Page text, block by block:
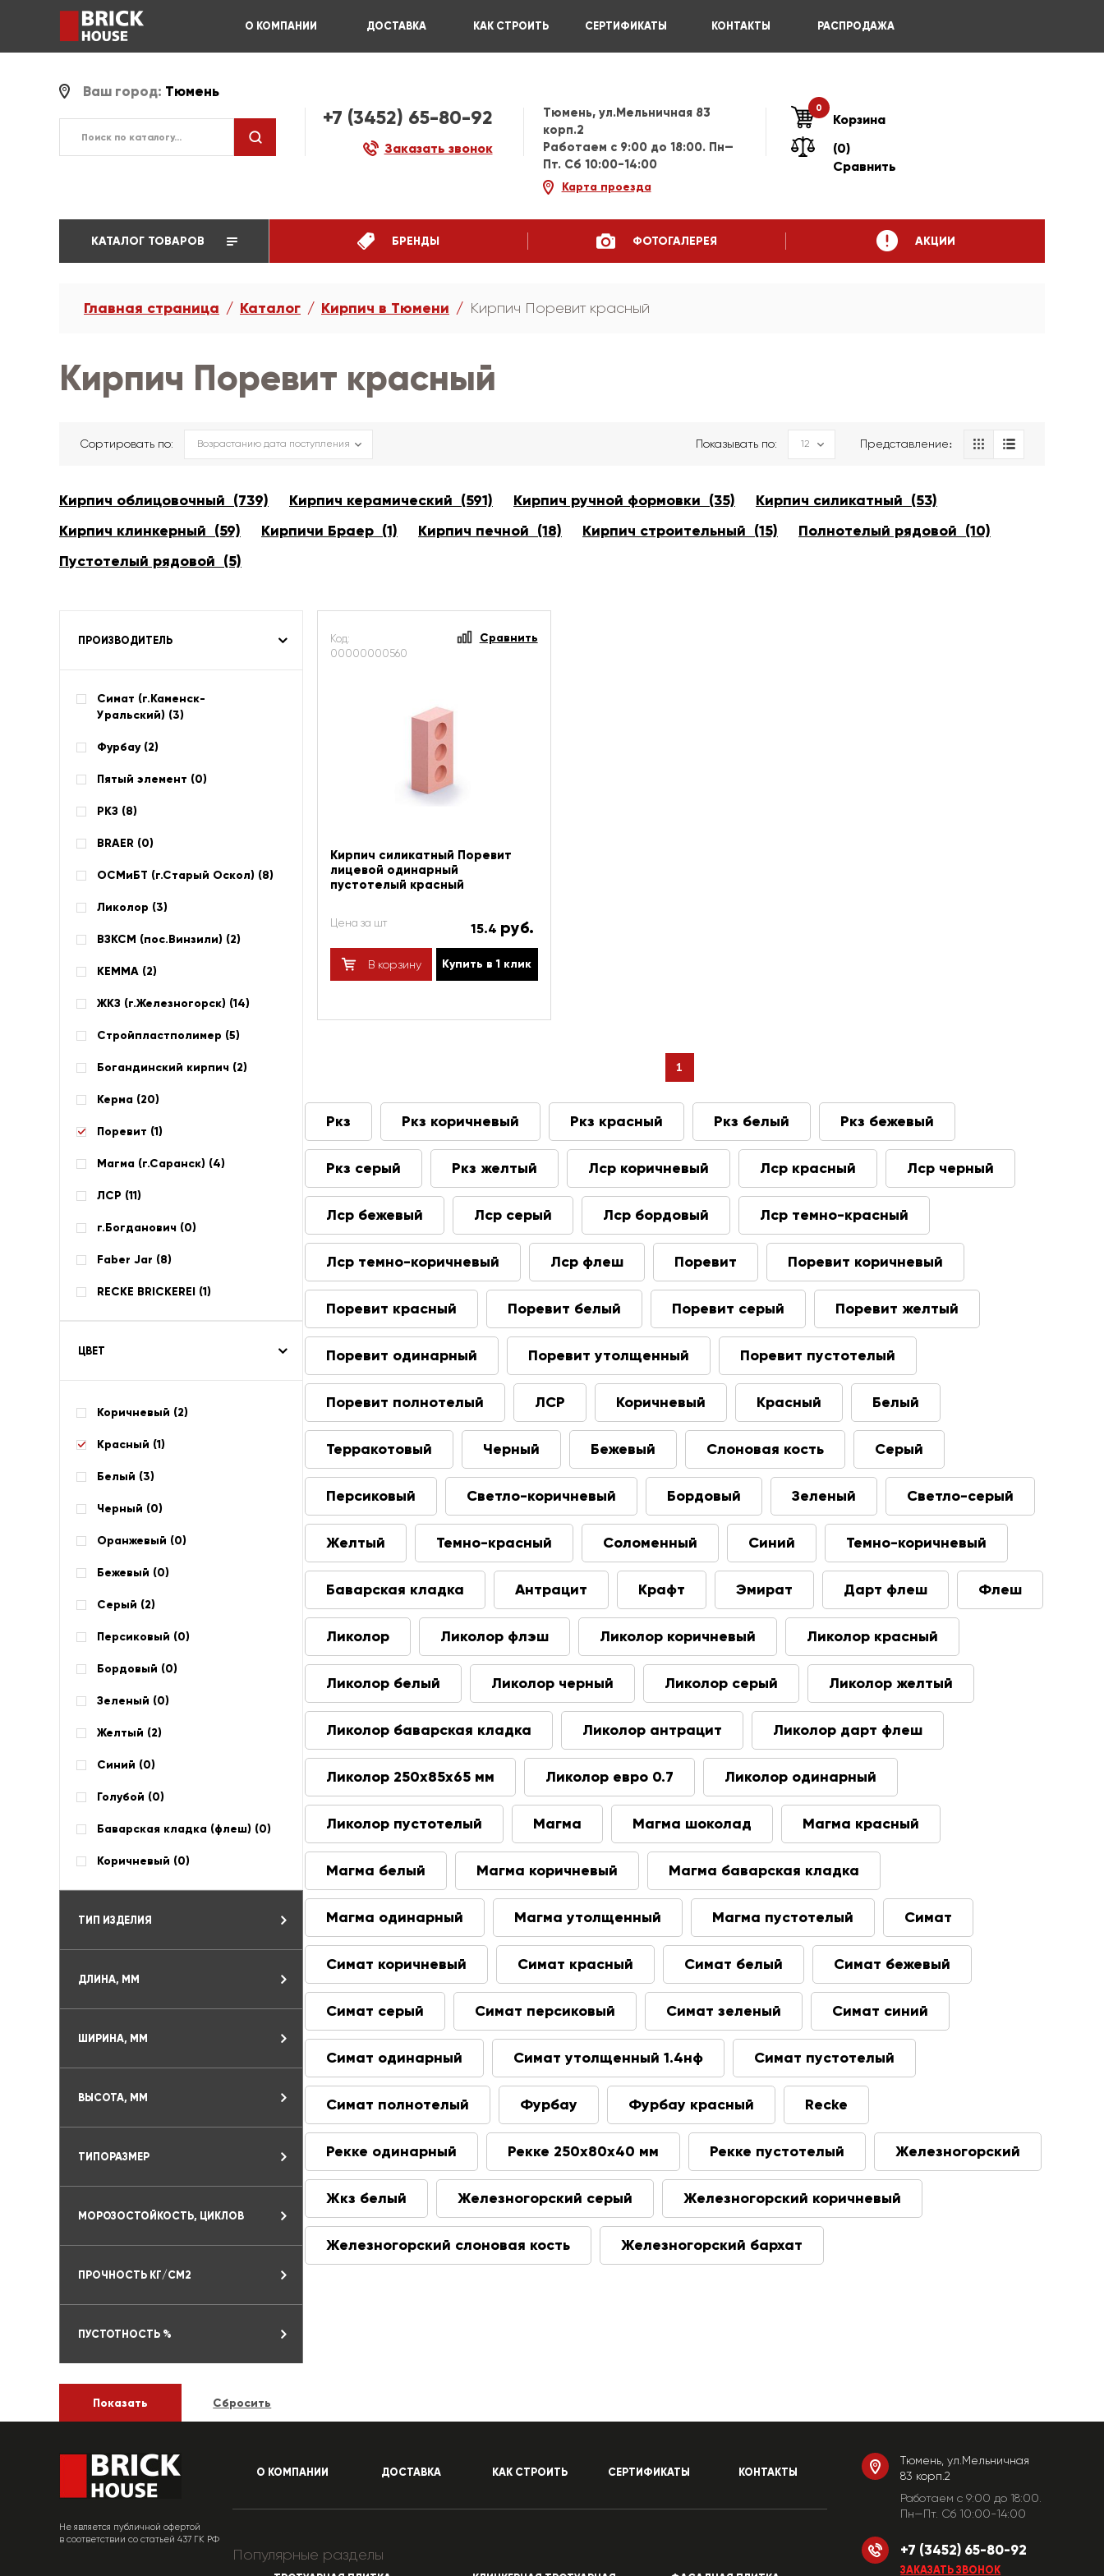
О КОМПАНИИ ДОСТАВКА КАК СТРОИТЬ СЕРТИФИКАТЫ КОНТАКТЫ РАСПРОДАЖА
Ваш город: Тюмень
+7 (3452) 65-80-92
Заказать звонок
Тюмень, ул.Мельничная 83
корп.2
Работаем c 9:00 до 18:00. Пн—
Пт. Сб 10:00-14:00
Карта проезда
0
Корзина
(0)
Сравнить
КАТАЛОГ ТОВАРОВ БРЕНДЫ ФОТОГАЛЕРЕЯ АКЦИИ
Главная страница Каталог Кирпич в Тюмени Кирпич Поревит красный
Кирпич Поревит красный
Сортировать по: Показывать по: Представление։
Кирпич облицовочный (739) Кирпич керамический (591) Кирпич ручной формовки (35)
Кирпич силикатный (53)
Кирпич клинкерный (59)
Кирпичи Браер (1) Кирпич печной (18) Кирпич строительный (15)
Полнотелый рядовой (10)
Пустотелый рядовой (5)
ПРОИЗВОДИТЕЛЬ
Симат (г.Каменск-
Уральский) (3)
Фурбау (2)
Пятый элемент (0)
РКЗ (8)
BRAER (0)
ОСМиБТ (г.Старый Оскол) (8)
Ликолор (3)
ВЗКСМ (пос.Винзили) (2)
КЕММА (2)
ЖКЗ (г.Железногорск) (14)
Стройпластполимер (5)
Богандинский кирпич (2)
Керма (20)
Поревит (1)
Магма (г.Саранск) (4)
ЛСР (11)
г.Богданович (0)
Faber Jar (8)
RECKE BRICKEREI (1)
ЦВЕТ
Коричневый (2)
Красный (1)
Белый (3)
Черный (0)
Оранжевый (0)
Бежевый (0)
Серый (2)
Персиковый (0)
Бордовый (0)
Зеленый (0)
Желтый (2)
Синий (0)
Голубой (0)
Баварская кладка (флеш) (0)
Коричневый (0)
ТИП ИЗДЕЛИЯ
ДЛИНА, ММ
ШИРИНА, ММ
ВЫСОТА, ММ
ТИПОРАЗМЕР
МОРОЗОСТОЙКОСТЬ, ЦИКЛОВ
ПРОЧНОСТЬ КГ/СМ2
ПУСТОТНОСТЬ %
Код:
00000000560
Сравнить
Кирпич силикатный Поревит
лицевой одинарный
пустотелый красный
Цена за шт 15.4 руб.
В корзину Купить в 1 клик
1
Ркз Ркз коричневый Ркз красный Ркз белый Ркз бежевый
Ркз серый Ркз желтый Лср коричневый Лср красный Лср черный
Лср бежевый Лср серый Лср бордовый Лср темно-красный
Лср темно-коричневый Лср флеш Поревит Поревит коричневый
Поревит красный Поревит белый Поревит серый Поревит желтый
Поревит одинарный Поревит утолщенный Поревит пустотелый
Поревит полнотелый ЛСР Коричневый Красный Белый
Терракотовый Черный Бежевый Слоновая кость Серый
Персиковый Светло-коричневый Бордовый Зеленый Светло-серый
Желтый Темно-красный Соломенный Синий Темно-коричневый
Баварская кладка Антрацит Крафт Эмират Дарт флеш Флеш
Ликолор Ликолор флэш Ликолор коричневый Ликолор красный
Ликолор белый Ликолор черный Ликолор серый Ликолор желтый
Ликолор баварская кладка Ликолор антрацит Ликолор дарт флеш
Ликолор 250х85х65 мм Ликолор евро 0.7 Ликолор одинарный
Ликолор пустотелый Магма Магма шоколад Магма красный
Магма белый Магма коричневый Магма баварская кладка
Магма одинарный Магма утолщенный Магма пустотелый Симат
Симат коричневый Симат красный Симат белый Симат бежевый
Симат серый Симат персиковый Симат зеленый Симат синий
Симат одинарный Симат утолщенный 1.4нф Симат пустотелый
Симат полнотелый Фурбау Фурбау красный Recke
Рекке одинарный Рекке 250х80х40 мм Рекке пустотелый Железногорский
Жкз белый Железногорский серый Железногорский коричневый
Железногорский слоновая кость Железногорский бархат
Не является публичной офертой
в соответствии со статьей 437 ГК РФ
О КОМПАНИИ ДОСТАВКА КАК СТРОИТЬ СЕРТИФИКАТЫ КОНТАКТЫ
Популярные разделы
Тюмень, ул.Мельничная
83 корп.2
Работаем c 9:00 до 18:00.
Пн—Пт. Сб 10:00-14:00
+7 (3452) 65-80-92
ЗАКАЗАТЬ ЗВОНОК